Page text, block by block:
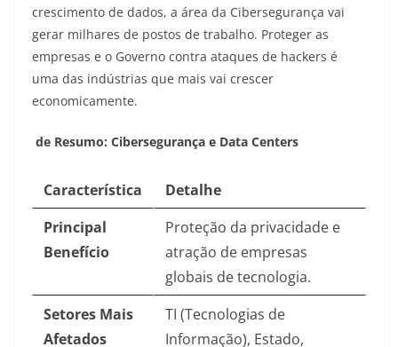
crescimento de dados, a área da Cibersegurança vai
gerar milhares de postos de trabalho. Proteger as
empresas e o Governo contra ataques de hackers é
uma das indústrias que mais vai crescer
economicamente.
de Resumo: Cibersegurança e Data Centers
Característica
Detalhe
Principal
Benefício
Proteção da privacidade e
atração de empresas
globais de tecnologia.
Setores Mais
Afetados
TI (Tecnologias de
Informação), Estado,